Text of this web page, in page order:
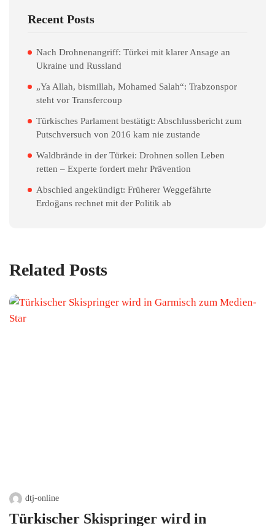
Recent Posts
Nach Drohnenangriff: Türkei mit klarer Ansage an
Ukraine und Russland
„Ya Allah, bismillah, Mohamed Salah“: Trabzonspor
steht vor Transfercoup
Türkisches Parlament bestätigt: Abschlussbericht zum
Putschversuch von 2016 kam nie zustande
Waldbrände in der Türkei: Drohnen sollen Leben
retten – Experte fordert mehr Prävention
Abschied angekündigt: Früherer Weggefährte
Erdoğans rechnet mit der Politik ab
Related Posts
dtj-online
Türkischer Skispringer wird in